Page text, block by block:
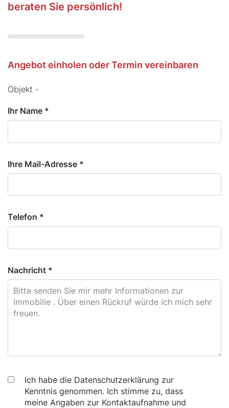
beraten Sie persönlich!
Angebot einholen oder Termin vereinbaren
Objekt -
Ihr Name *
Ihre Mail-Adresse *
Telefon *
Nachricht *
Ich habe die Datenschutzerklärung zur
Kenntnis genommen. Ich stimme zu, dass
meine Angaben zur Kontaktaufnahme und